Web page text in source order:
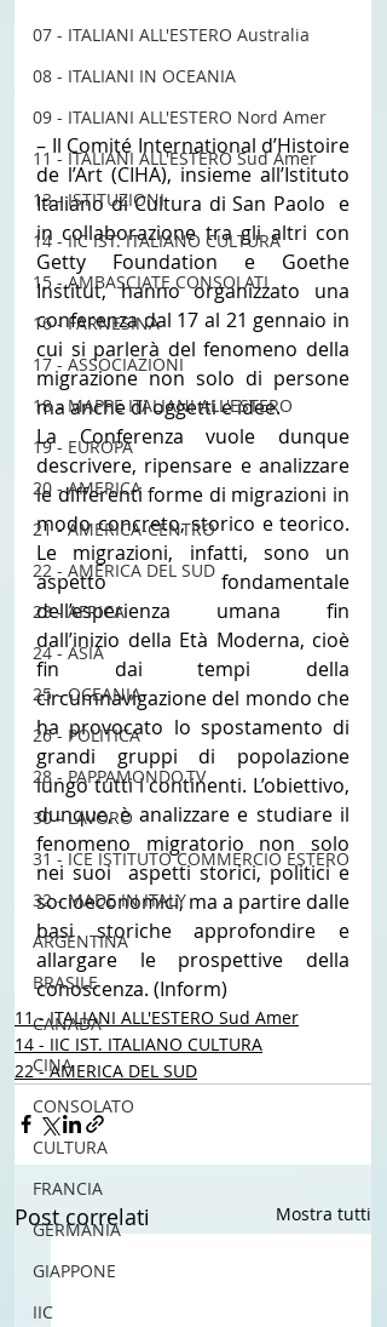
07 - ITALIANI ALL'ESTERO Australia
08 - ITALIANI IN OCEANIA
09 - ITALIANI ALL'ESTERO Nord Amer
11 - ITALIANI ALL'ESTERO Sud Amer
13 - ISTITUZIONI
14 - IIC IST. ITALIANO CULTURA
15 - AMBASCIATE CONSOLATI
16 - FARNESINA
17 - ASSOCIAZIONI
18 - MAPPE ITALIANI ALL'ESTERO
19 - EUROPA
20 - AMERICA
21 - AMERICA-CENTRO
22 - AMERICA DEL SUD
23 - AFRICA
24 - ASIA
25 - OCEANIA
26 - POLITICA
28 - PAPPAMONDO.TV
30 - LAVORO
31 - ICE ISTITUTO COMMERCIO ESTERO
32 - MADE IN ITALY
ARGENTINA
BRASILE
CANADA
CINA
CONSOLATO
CULTURA
FRANCIA
GERMANIA
GIAPPONE
IIC
– Il Comité International d’Histoire
de l’Art (CIHA), insieme all’Istituto
Italiano di Cultura di San Paolo  e
in collaborazione tra gli altri con
Getty Foundation e Goethe
Institut, hanno organizzato una
conferenza dal 17 al 21 gennaio in
cui si parlerà del fenomeno della
migrazione non solo di persone
ma anche di oggetti e idee.
La Conferenza vuole dunque
descrivere, ripensare e analizzare
le differenti forme di migrazioni in
modo concreto, storico e teorico.
Le migrazioni, infatti, sono un
aspetto fondamentale
dell’esperienza umana fin
dall’inizio della Età Moderna, cioè
fin dai tempi della
circumnavigazione del mondo che
ha provocato lo spostamento di
grandi gruppi di popolazione
lungo tutti i continenti. L’obiettivo,
dunque, è analizzare e studiare il
fenomeno migratorio non solo
nei suoi  aspetti storici, politici e
socioeconomici, ma a partire dalle
basi storiche approfondire e
allargare le prospettive della
conoscenza. (Inform)
11 - ITALIANI ALL'ESTERO Sud Amer
14 - IIC IST. ITALIANO CULTURA
22 - AMERICA DEL SUD
Post correlati Mostra tutti